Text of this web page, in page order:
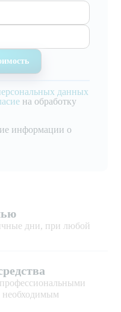
данных
на обработку
информации о
дни, при любой